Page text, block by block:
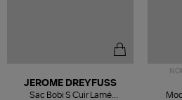
JEROME DREYFUSS
Sac Bobi S Cuir Lamé